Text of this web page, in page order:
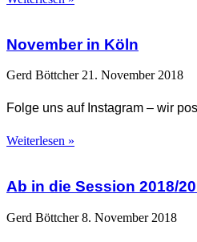
November in Köln
Gerd Böttcher 21. November 2018
Folge uns auf Instagram – wir
Weiterlesen »
Ab in die Session 2018/
Gerd Böttcher8. November 2018